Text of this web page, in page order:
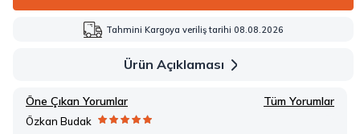
Tahmini Kargoya veriliş tarihi 08.08.2026
Ürün Açıklaması
Öne Çıkan Yorumlar Tüm Yorumlar
Özkan Budak